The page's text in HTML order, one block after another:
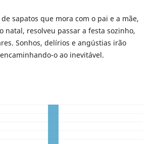
sapatos que mora com o pai e a mãe,
natal, resolveu passar a festa sozinho,
Sonhos, delírios e angústias irão
o ao inevitável.